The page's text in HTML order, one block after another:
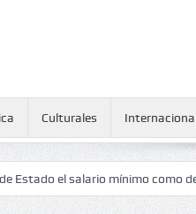
Culturales
mínimo como derecho